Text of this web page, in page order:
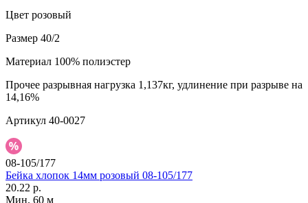
Цвет розовый
Размер 40/2
Материал 100% полиэстер
Прочее разрывная нагрузка 1,137кг, удлинение при разрыве на
14,16%
Артикул 40-0027
08-105/177
Бейка хлопок 14мм розовый 08-105/177
20.22 р.
Мин. 60 м